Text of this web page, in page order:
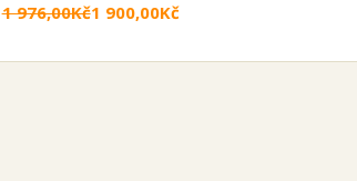
1 976,00Kč1 900,00Kč